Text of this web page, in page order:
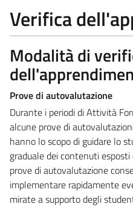
Verifica
Modalità di
Prove di autovalutazione
Durante i periodi di Attività
alcune prove di
hanno lo scopo di guidare lo
graduale dei contenuti
prove di autovalutazione
implementare rapidamente
mirate a supporto degli